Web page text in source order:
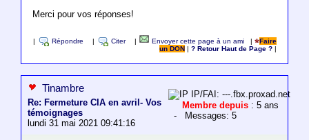
Merci pour vos réponses!
Répondre Citer Envoyer cette page à un ami |
Faire
un DON
|? Retour Haut de Page ?
Tinambre
Re: Fermeture CIA en avril- Vos
témoignages
lundi 31 mai 2021 09:41:16
IP/FAI: ---.fbx.proxad.net
Membre depuis : 5 ans
- Messages: 5